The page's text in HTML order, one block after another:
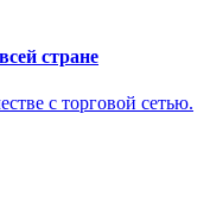
стране
с торговой сетью.